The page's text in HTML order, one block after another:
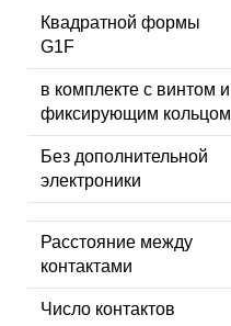
Квадратной формы
G1F
в комплекте с винтом и
фиксирующим кольцом
Без дополнительной
электроники
Расстояние между
контактами
Число контактов